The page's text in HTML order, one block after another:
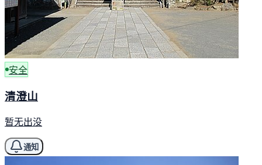
安全
清澄山
暂无出没
通知